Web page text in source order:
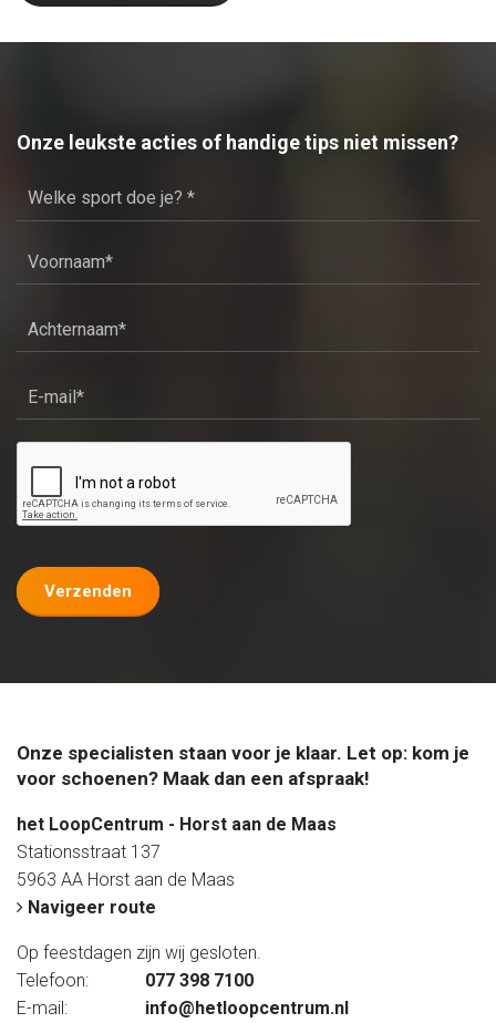
Onze leukste acties of handige tips niet missen?
Verzenden
Onze specialisten staan voor je klaar. Let op: kom je
voor schoenen? Maak dan een afspraak!
het LoopCentrum - Horst aan de Maas
Stationsstraat 137
5963 AA Horst aan de Maas
Navigeer route
Op feestdagen zijn wij gesloten.
Telefoon:
077 398 7100
E-mail:
info@hetloopcentrum.nl